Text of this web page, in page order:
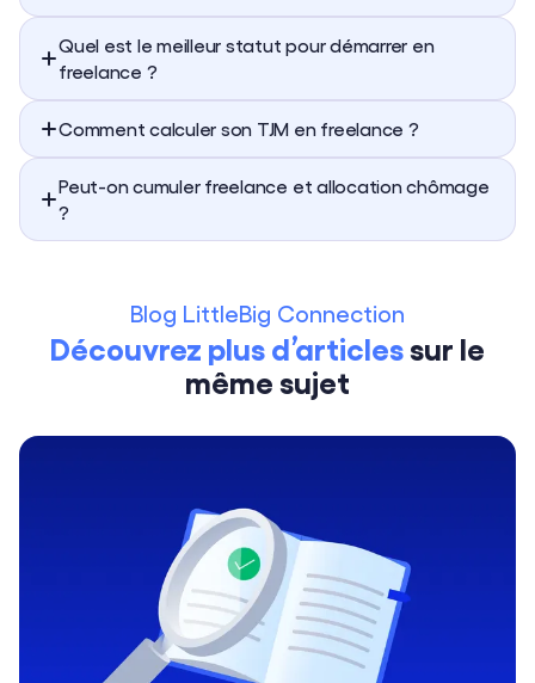
Quel est le meilleur statut pour démarrer en
freelance ?
Comment calculer son TJM en freelance ?
Peut-on cumuler freelance et allocation chômage
?
Blog LittleBig Connection
Découvrez plus d’articlessur le
même sujet